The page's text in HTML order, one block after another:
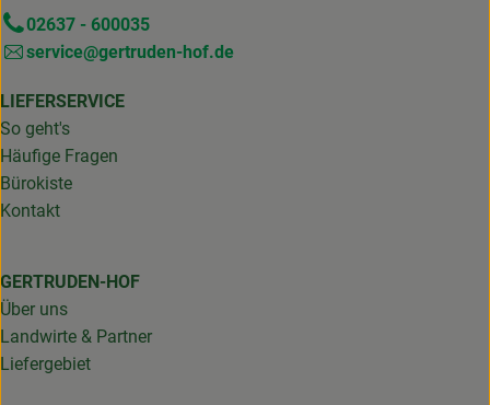
02637 - 600035
service@gertruden-hof.de
LIEFERSERVICE
So geht's
Häufige Fragen
Bürokiste
Kontakt
GERTRUDEN-HOF
Über uns
Landwirte & Partner
Liefergebiet